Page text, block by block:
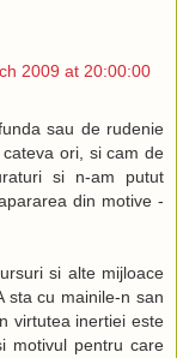
2009 at 20:00:00
sau de rudenie
ori, si cam de
si n-am putut
din motive -
si alte mijloace
sta cu mainile-n san
virtutea inertiei este
motivul pentru care